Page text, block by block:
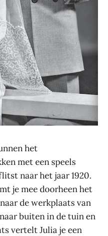
het
met een speels
naar het jaar 1920.
je mee doorheen het
de werkplaats van
buiten in de tuin en
vertelt Julia je een